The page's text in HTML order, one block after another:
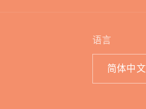
语言
简体中文